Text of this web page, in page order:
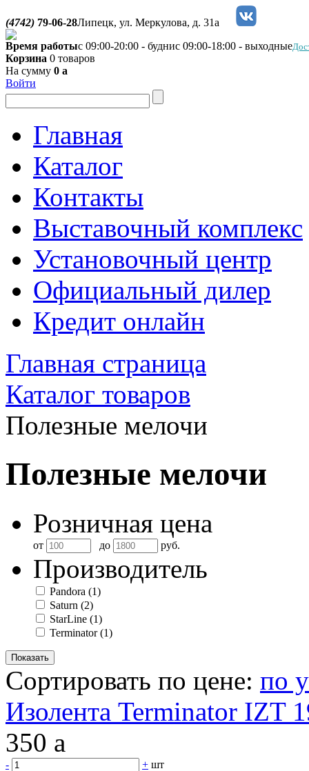
(4742) 79-06-28Липецк, ул. Меркулова, д. 31а
Время работыс 09:00-20:00 - буднис 09:00-18:00 - выходные
Корзина 0 товаров
На сумму 0 a
Войти
Главная
Каталог
Контакты
Выставочный комплекс
Установочный центр
Официальный дилер
Кредит онлайн
Главная страница
Каталог товаров
Полезные мелочи
Полезные мелочи
Розничная цена
от до руб.
Производитель
Pandora (1)
Saturn (2)
StarLine (1)
Terminator(1)
Сортировать по цене: по
Изолента Terminator IZT
350 a
- + шт